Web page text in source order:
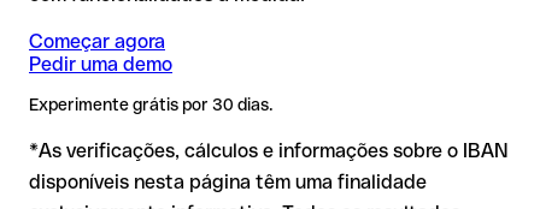
Commercial International Bank.
❌ Que a conta esteja ativa e possa receber pagamentos
❌ Que o titular indicado seja o correto
IBAN formalmente válido mas incorreto:
gere outra combinação formalmente válida, a transferência
é executada para uma conta alheia. Neste caso:
Começar agora
Pedir uma demo
Experimente grátis por 30 dias.
*As verificações, cálculos e informações sobre o IBAN
disponíveis nesta página têm uma finalidade